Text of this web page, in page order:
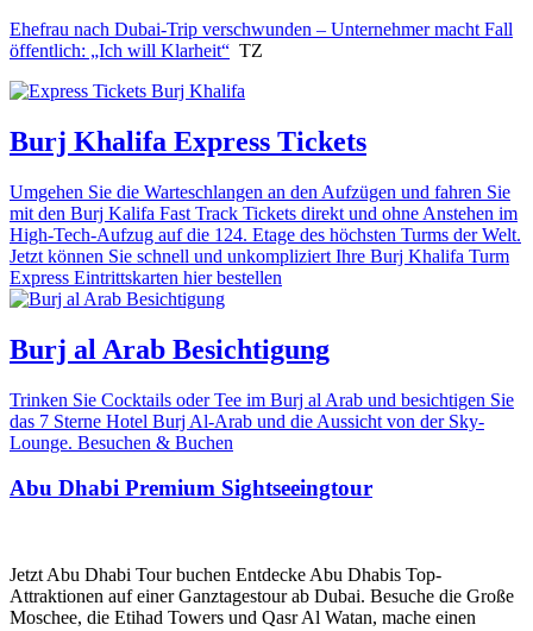
Ehefrau nach Dubai-Trip verschwunden – Unternehmer macht Fall
öffentlich: „Ich will Klarheit“ TZ
Burj Khalifa Express Tickets
Umgehen Sie die Warteschlangen an den Aufzügen und fahren Sie
mit den Burj Kalifa Fast Track Tickets direkt und ohne Anstehen im
High-Tech-Aufzug auf die 124. Etage des höchsten Turms der Welt.
Jetzt können Sie schnell und unkompliziert Ihre Burj Khalifa Turm
Express Eintrittskarten hier bestellen
Burj al Arab Besichtigung
Trinken Sie Cocktails oder Tee im Burj al Arab und besichtigen Sie
das 7 Sterne Hotel Burj Al-Arab und die Aussicht von der Sky-
Lounge. Besuchen & Buchen
Abu Dhabi Premium Sightseeingtour
Jetzt Abu Dhabi Tour buchen Entdecke Abu Dhabis Top-
Attraktionen auf einer Ganztagestour ab Dubai. Besuche die Große
Moschee, die Etihad Towers und Qasr Al Watan, mache einen